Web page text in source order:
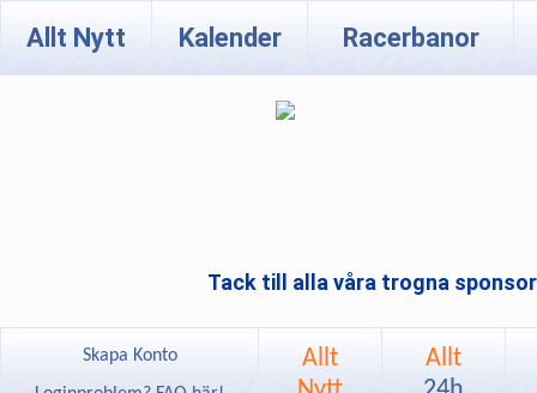
Allt Nytt Kalender Racerbanor
Tack till alla våra trogna
Skapa Konto
Allt
Allt